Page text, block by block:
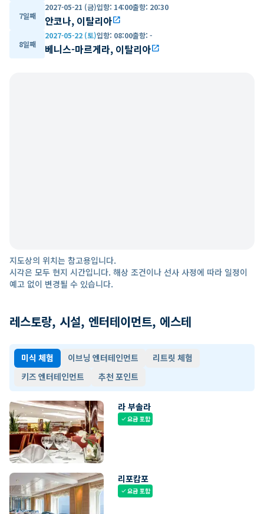
7일째
2027-05-21 (금)입항: 14:00출항: 20:30
안코나, 이탈리아open_in_new
8일째
2027-05-22 (토)입항: 08:00출항: -
베니스-마르게라, 이탈리아open_in_new
지도상의 위치는 참고용입니다.
시각은 모두 현지 시간입니다. 해상 조건이나 선사 사정에 따라 일정이
예고 없이 변경될 수 있습니다.
레스토랑, 시설, 엔터테이먼트, 에스테
미식 체험 이브닝 엔터테인먼트
리트릿 체험
키즈 엔터테인먼트
추천 포인트
라 부솔라
check요금 포함
리포캄포
check요금 포함